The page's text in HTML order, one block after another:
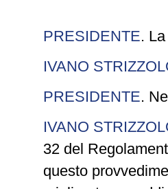
PRESIDENTE.
IVANO
PRESIDENTE.
IVANO
32 del
questo